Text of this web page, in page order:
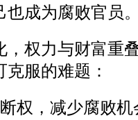
也成为腐败官员
，权力与财富重
服的难题：
权，减少腐败